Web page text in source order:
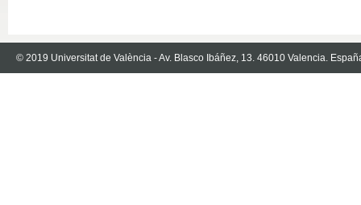
© 2019 Universitat de València - Av. Blasco Ibáñez, 13. 46010 Valencia.